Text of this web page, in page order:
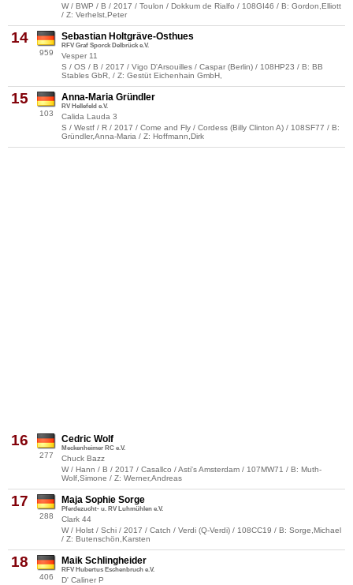
W / BWP / B / 2017 / Toulon / Dokkum de Rialfo / 108GI46 / B: Gordon,Elliott
/ Z: Verhelst,Peter
14
959
Sebastian Holtgräve-Osthues
RFV Graf Sporck Delbrück e.V.
Vesper 11
S / OS / B / 2017 / Vigo D'Arsouilles / Caspar (Berlin) / 108HP23 / B: BB
Stables GbR, / Z: Gestüt Eichenhain GmbH,
15
103
Anna-Maria Gründler
RV Hellefeld e.V.
Calida Lauda 3
S / Westf / R / 2017 / Come and Fly / Cordess (Billy Clinton A) / 108SF77 / B:
Gründler,Anna-Maria / Z: Hoffmann,Dirk
16
277
Cedric Wolf
Meckenheimer RC e.V.
Chuck Bazz
W / Hann / B / 2017 / Casallco / Asti's Amsterdam / 107MW71 / B: Muth-
Wolf,Simone / Z: Werner,Andreas
17
288
Maja Sophie Sorge
Pferdezucht- u. RV Luhmühlen e.V.
Clark 44
W / Holst / Schi / 2017 / Catch / Verdi (Q-Verdi) / 108CC19 / B: Sorge,Michael
/ Z: Butenschön,Karsten
18
406
Maik Schlingheider
RFV Hubertus Eschenbruch e.V.
D' Caliner P